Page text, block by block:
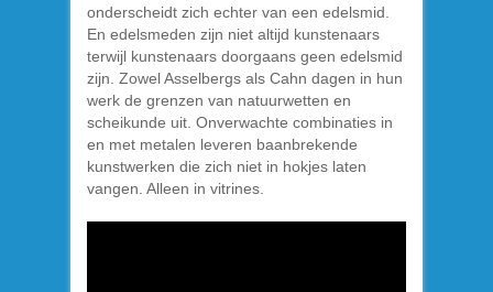
onderscheidt zich echter van een edelsmid.
En edelsmeden zijn niet altijd kunstenaars
terwijl kunstenaars doorgaans geen edelsmid
zijn. Zowel Asselbergs als Cahn dagen in hun
werk de grenzen van natuurwetten en
scheikunde uit. Onverwachte combinaties in
en met metalen leveren baanbrekende
kunstwerken die zich niet in hokjes laten
vangen. Alleen in vitrines.